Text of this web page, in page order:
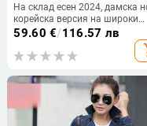
На склад есен 2024, дамска
корейска версия на широки
ретро сини шевове с
цвят, дънки с дълъг ръкав и
палто
59.60 €/116.57 лв